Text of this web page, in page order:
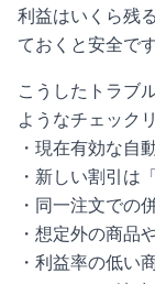
利益はいくら残
ておくと安全です
こうしたトラブ
ようなチェック
・現在有効な自
・新しい割引は
・同一注文での
・想定外の商品
・利益率の低い